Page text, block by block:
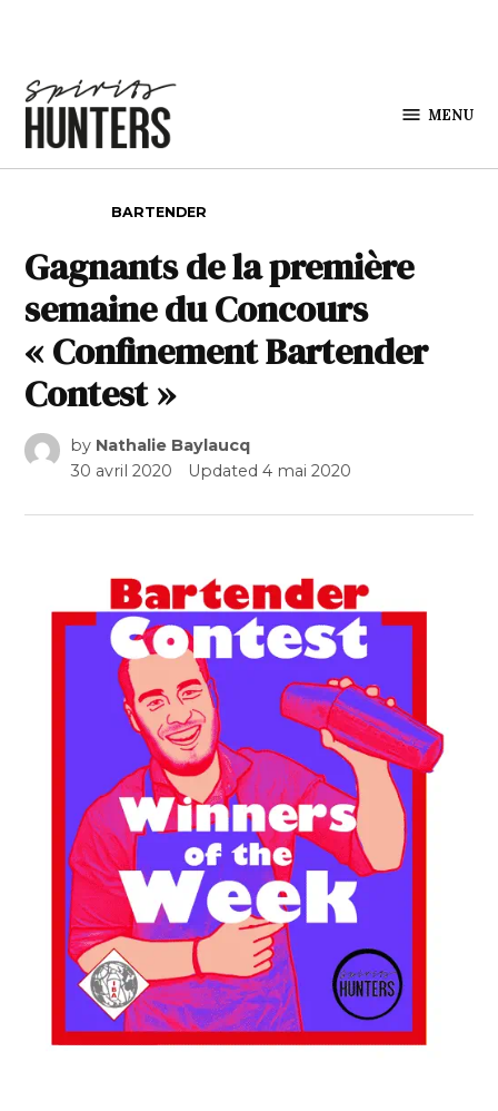
MENU
BARTENDER
Gagnants de la première
semaine du Concours
« Confinement Bartender
Contest »
by Nathalie Baylaucq
30 avril 2020
Updated4 mai 2020